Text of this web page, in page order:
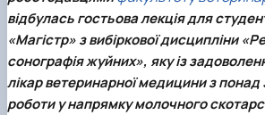
відбулась гостьова лекція для
«Магістр» з вибіркової дисципліни
сонографія жуйних», яку із
лікар ветеринарної медицини з
роботи у напрямку молочного